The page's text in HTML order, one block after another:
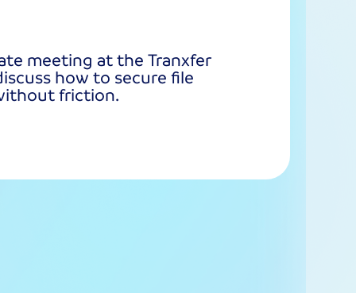
meeting at the Tranxfer
how to secure file
friction.